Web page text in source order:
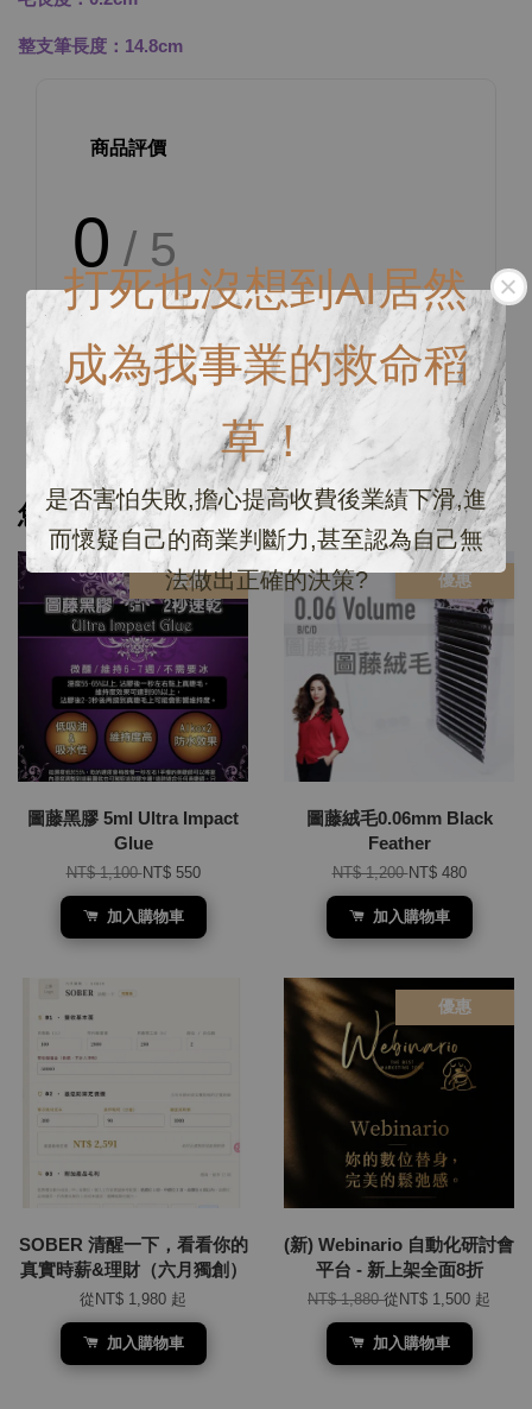
打死也沒想到AI居然
成為我事業的救命稻
草！
是否害怕失敗,擔心提高收費後業績下滑,進
而懷疑自己的商業判斷力,甚至認為自己無
法做出正確的決策?
整支筆長度：14.8cm
商品評價
0 / 5
總共有 個評價
您可能也喜歡
優惠
圖藤黑膠 5ml Ultra Impact
Glue
NT$ 1,100NT$ 550
加入購物車
優惠
圖藤絨毛0.06mm Black
Feather
NT$ 1,200NT$ 480
加入購物車
SOBER 清醒一下，看看你的
真實時薪&理財（六月獨創）
從 NT$ 1,980 起
加入購物車
優惠
(新) Webinario 自動化研討會
平台 - 新上架全面8折
NT$ 1,880從 NT$ 1,500 起
加入購物車